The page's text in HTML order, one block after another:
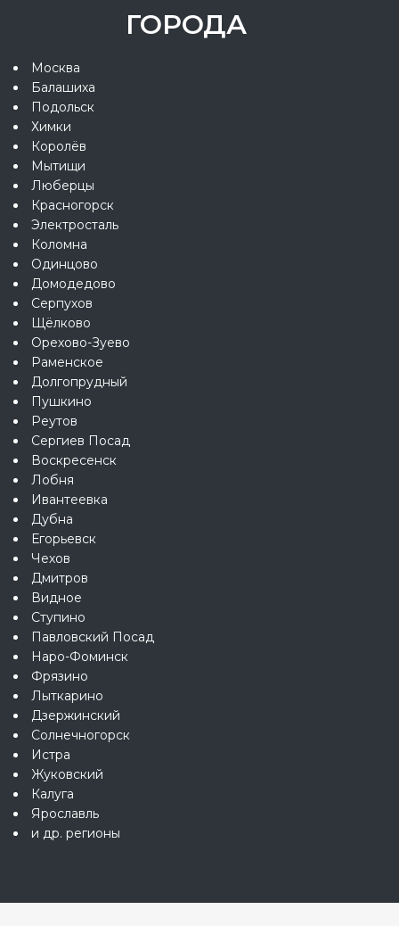
ГОРОДА
Москва
Балашиха
Подольск
Химки
Королёв
Мытищи
Люберцы
Красногорск
Электросталь
Коломна
Одинцово
Домодедово
Серпухов
Щёлково
Орехово-Зуево
Раменское
Долгопрудный
Пушкино
Реутов
Сергиев Посад
Воскресенск
Лобня
Ивантеевка
Дубна
Егорьевск
Чехов
Дмитров
Видное
Ступино
Павловский Посад
Наро-Фоминск
Фрязино
Лыткарино
Дзержинский
Солнечногорск
Истра
Жуковский
Калуга
Ярославль
и др. регионы